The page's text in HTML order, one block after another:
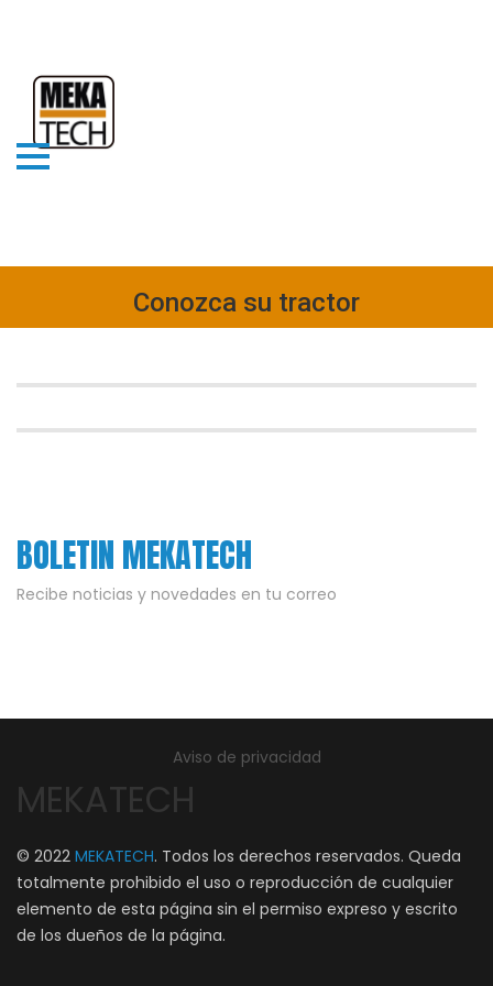
Conozca su tractor
BOLETIN MEKATECH
Recibe noticias y novedades en tu correo
Aviso de privacidad
MEKATECH
© 2022 MEKATECH. Todos los derechos reservados. Queda
totalmente prohibido el uso o reproducción de cualquier
elemento de esta página sin el permiso expreso y escrito
de los dueños de la página.